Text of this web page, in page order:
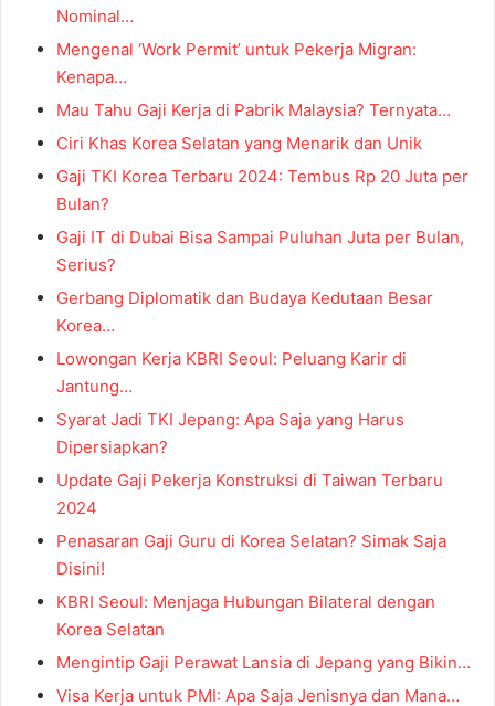
Nominal…
Mengenal ‘Work Permit’ untuk Pekerja Migran:
Kenapa…
Mau Tahu Gaji Kerja di Pabrik Malaysia? Ternyata…
Ciri Khas Korea Selatan yang Menarik dan Unik
Gaji TKI Korea Terbaru 2024: Tembus Rp 20 Juta per
Bulan?
Gaji IT di Dubai Bisa Sampai Puluhan Juta per Bulan,
Serius?
Gerbang Diplomatik dan Budaya Kedutaan Besar
Korea…
Lowongan Kerja KBRI Seoul: Peluang Karir di
Jantung…
Syarat Jadi TKI Jepang: Apa Saja yang Harus
Dipersiapkan?
Update Gaji Pekerja Konstruksi di Taiwan Terbaru
2024
Penasaran Gaji Guru di Korea Selatan? Simak Saja
Disini!
KBRI Seoul: Menjaga Hubungan Bilateral dengan
Korea Selatan
Mengintip Gaji Perawat Lansia di Jepang yang Bikin…
Visa Kerja untuk PMI: Apa Saja Jenisnya dan Mana…